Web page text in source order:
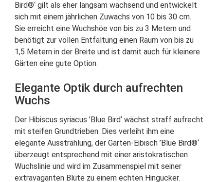
Bird®‘ gilt als eher langsam wachsend und entwickelt
sich mit einem jährlichen Zuwachs von 10 bis 30 cm.
Sie erreicht eine Wuchshöe von bis zu 3 Metern und
benötigt zur vollen Entfaltung einen Raum von bis zu
1,5 Metern in der Breite und ist damit auch für kleinere
Gärten eine gute Option.
Elegante Optik durch aufrechten
Wuchs
Der Hibiscus syriacus ’Blue Bird‘ wächst straff aufrecht
mit steifen Grundtrieben. Dies verleiht ihm eine
elegante Ausstrahlung, der Garten-Eibisch ’Blue Bird®‘
überzeugt entsprechend mit einer aristokratischen
Wuchslinie und wird im Zusammenspiel mit seiner
extravaganten Blüte zu einem echten Hingucker.